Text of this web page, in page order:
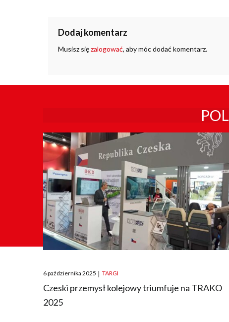
Dodaj komentarz
Musisz sięzalogować, aby móc dodać komentarz.
Posted
on
6 października 2025 | TARGI
Czeski przemysł kolejowy triumfuje na TRAKO
2025